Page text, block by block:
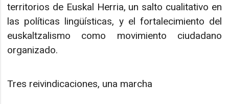
territorios de Euskal Herria, un salto cualitativo en
las políticas lingüísticas, y el fortalecimiento del
euskaltzalismo como movimiento ciudadano
organizado.
Tres reivindicaciones, una marcha